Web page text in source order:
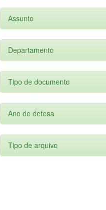
Assunto
Departamento
Tipo de documento
Ano de defesa
Tipo de arquivo